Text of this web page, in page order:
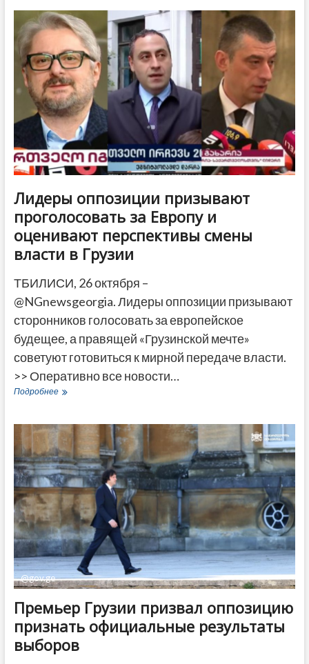
войной»
в
случае
проигрыша
«Грузинской
мечты»
на
выборах
Лидеры оппозиции призывают
проголосовать за Европу и
оценивают перспективы смены
власти в Грузии
ТБИЛИСИ, 26 октября –
@NGnewsgeorgia. Лидеры оппозиции призывают
сторонников голосовать за европейское
будещее, а правящей «Грузинской мечте»
советуют готовиться к мирной передаче власти.
>> Оперативно все новости…
ПодробнееЛидеры
проголосовать
за
Европу
и
оценивают
перспективы
смены
власти
в
Грузии
@gov.ge
Премьер Грузии призвал оппозицию
признать официальные результаты
выборов